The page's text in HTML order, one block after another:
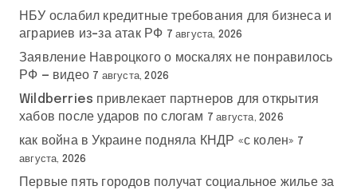
НБУ ослабил кредитные требования для бизнеса и
аграриев из-за атак РФ 7 августа, 2026
Заявление Навроцкого о москалях не понравилось
РФ — видео 7 августа, 2026
Wildberries привлекает партнеров для открытия
хабов после ударов по слогам 7 августа, 2026
как война в Украине подняла КНДР «с колен» 7
августа, 2026
Первые пять городов получат социальное жилье за